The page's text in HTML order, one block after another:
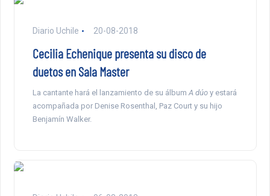
Diario Uchile 20-08-2018
Cecilia Echenique presenta su disco de
duetos en Sala Master
La cantante hará el lanzamiento de su álbum A dúoy estará
acompañada por Denise Rosenthal, Paz Court y su hijo
Benjamín Walker.